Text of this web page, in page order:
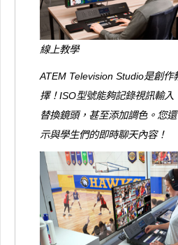
線上教學
ATEM Television Studio是創作
擇！ISO型號能夠記錄視訊輸入
替換鏡頭，甚至添加調色。您
示與學生們的即時聊天內容！